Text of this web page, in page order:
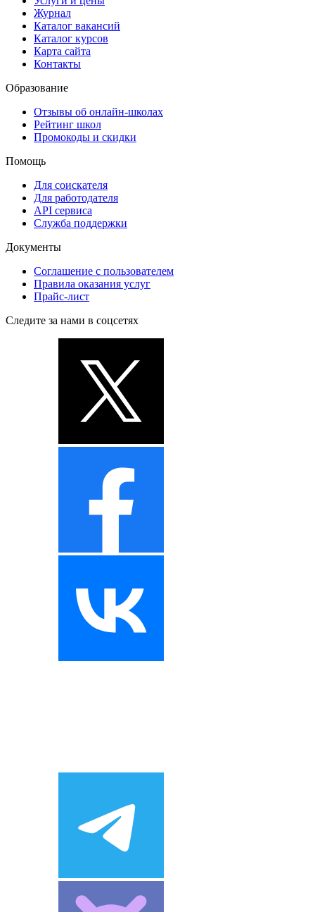
Журнал
Каталог вакансий
Каталог курсов
Карта сайта
Контакты
Образование
Отзывы об онлайн-школах
Рейтинг школ
Промокоды и скидки
Помощь
Для соискателя
Для работодателя
API сервиса
Служба поддержки
Документы
Соглашение с пользователем
Правила оказания услуг
Прайс-лист
Следите за нами в соцсетях